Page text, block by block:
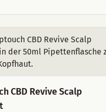
CBD Revive Scalp